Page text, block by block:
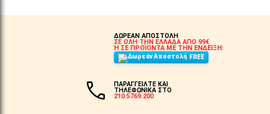
ΔΩΡΕΑΝ ΑΠΟΣΤΟΛΗ
ΣΕ ΟΛΗ ΤΗΝ ΕΛΛΑΔΑ ΑΠΟ 99€
Ή ΣΕ ΠΡΟΪΟΝΤΑ ΜΕ ΤΗΝ ΕΝΔΕΙΞΗ:
FREE
ΠΑΡΑΓΓΕΙΛΤΕ ΚΑΙ
ΤΗΛΕΦΩΝΙΚΑ ΣΤΟ
210.5769.200